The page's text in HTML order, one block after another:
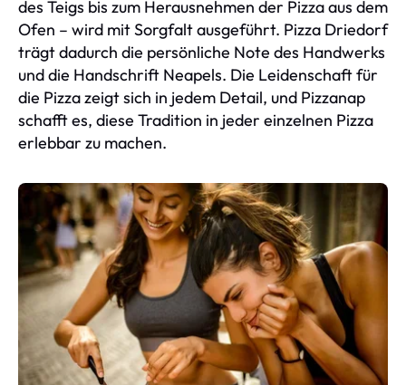
des Teigs bis zum Herausnehmen der Pizza aus dem
Ofen – wird mit Sorgfalt ausgeführt. Pizza Driedorf
trägt dadurch die persönliche Note des Handwerks
und die Handschrift Neapels. Die Leidenschaft für
die Pizza zeigt sich in jedem Detail, und Pizzanap
schafft es, diese Tradition in jeder einzelnen Pizza
erlebbar zu machen.